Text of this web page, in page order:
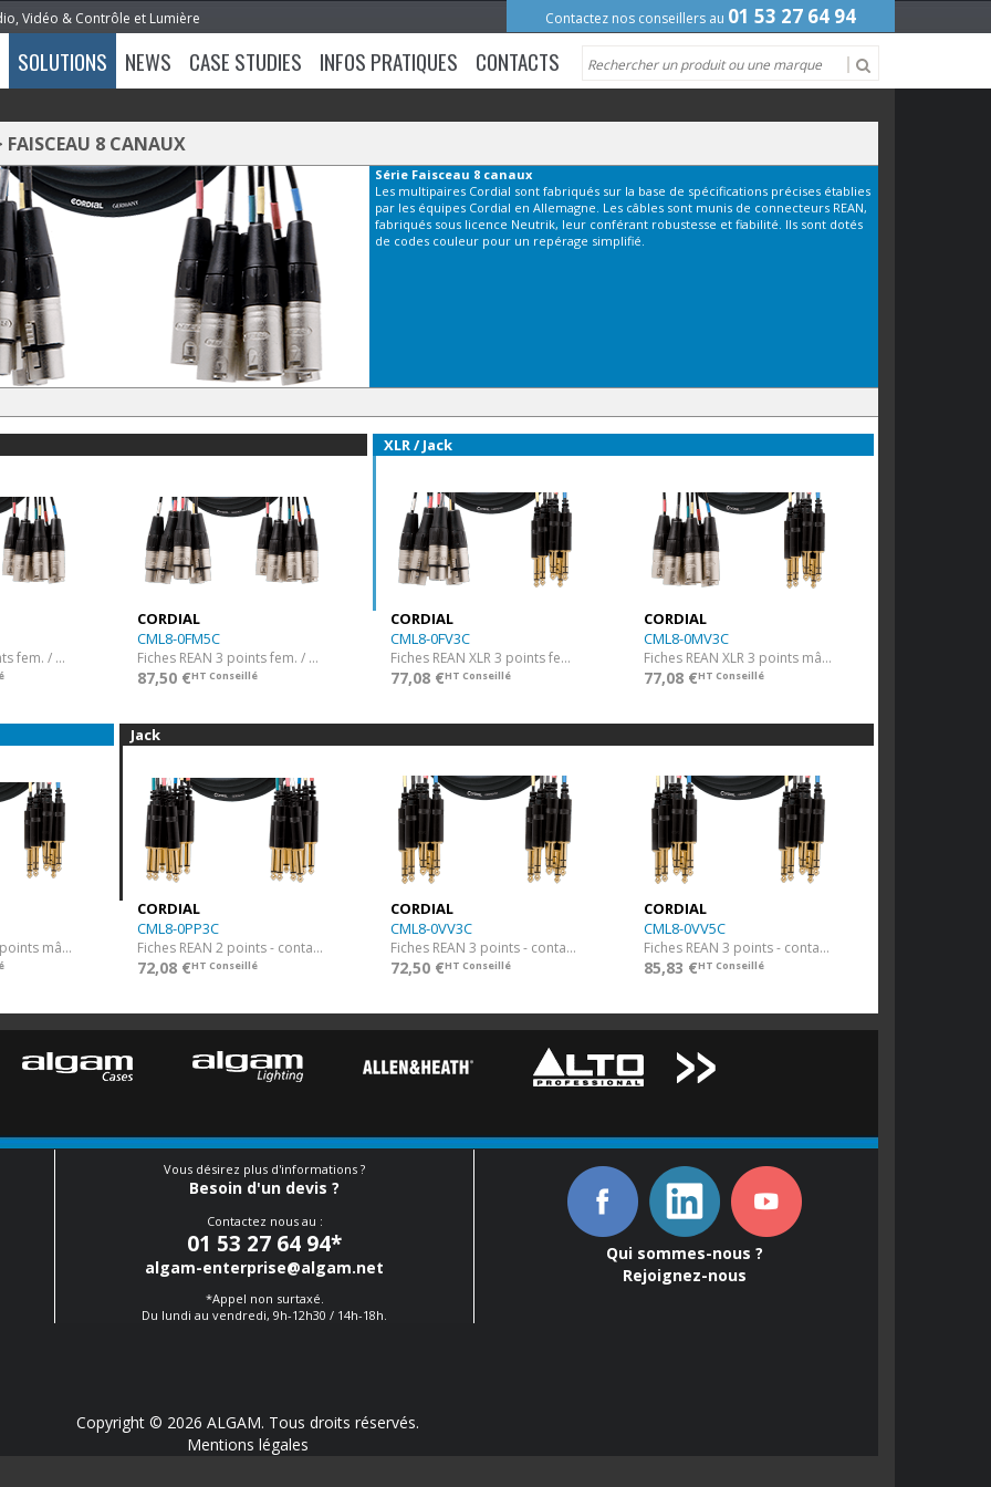
Vidéo & Contrôle et Lumière Contactez nos conseillers au 01 53 27 64 94
SOLUTIONS NEWS CASE STUDIES INFOS PRATIQUES CONTACTS
FAISCEAU 8 CANAUX
Série Faisceau 8 canaux
Les multipaires Cordial sont fabriqués sur la base de spécifications précises établies
par les équipes Cordial en Allemagne. Les câbles sont munis de connecteurs REAN,
fabriqués sous licence Neutrik, leur conférant robustesse et fiabilité. Ils sont dotés
de codes couleur pour un repérage simplifié.
Fiches REAN 3 points fem. / mâle - corps nickel - 3 m
CORDIAL
CML8-0FM5C
Fiches REAN 3 points fem. / mâle - corps nickel - 5 m
87,50 €HT Conseillé
XLR / Jack
CORDIAL
CML8-0FV3C
Fiches REAN XLR 3 points fem. / Jack TRS plaqué or - 3 m
77,08 €HT Conseillé
CORDIAL
CML8-0MV3C
Fiches REAN XLR 3 points mâle / Jack TRS plaqué or - 3 m
77,08 €HT Conseillé
Fiches REAN XLR 3 points mâle / Jack TRS plaqué or - 5 m
Jack
CORDIAL
CML8-0PP3C
Fiches REAN 2 points - contacts plaqué or - 3 m
72,08 €HT Conseillé
CORDIAL
CML8-0VV3C
Fiches REAN 3 points - contacts plaqué or - 3 m
72,50 €HT Conseillé
CORDIAL
CML8-0VV5C
Fiches REAN 3 points - contacts plaqué or - 5 m
85,83 €HT Conseillé
Vous désirez plus d'informations ?
Besoin d'un devis ?
Contactez nous au :
01 53 27 64 94*
algam-enterprise@algam.net
*Appel non surtaxé.
Du lundi au vendredi, 9h-12h30 / 14h-18h.
Qui sommes-nous ?
Rejoignez-nous
Copyright © 2026 ALGAM. Tous droits réservés.
Mentions légales